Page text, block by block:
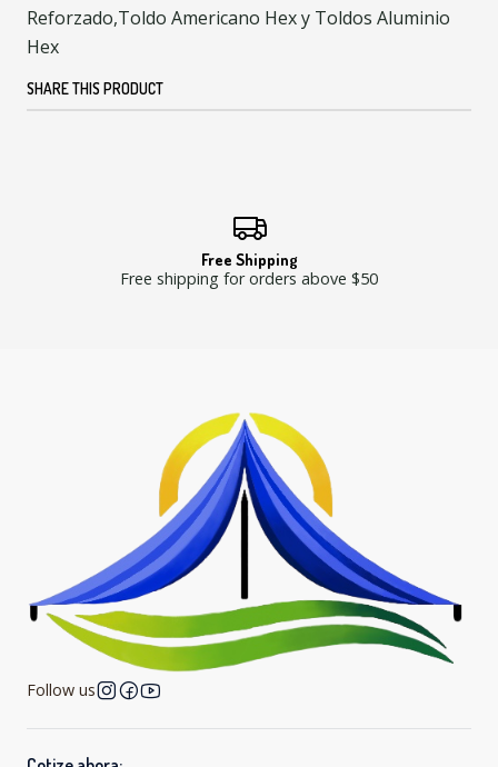
Reforzado,Toldo Americano Hex y Toldos Aluminio
Hex
SHARE THIS PRODUCT
Free Shipping
Free shipping for orders above $50
Follow us